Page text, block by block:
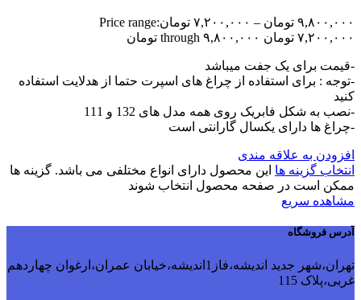
۹,۸۰۰,۰۰۰ تومان – ۷,۲۰۰,۰۰۰ تومانPrice range:
۷,۲۰۰,۰۰۰ تومان through ۹,۸۰۰,۰۰۰ تومان
-قیمت برای یک جفت میباشد
-توجه : برای استفاده از چراغ های اسپرت حتما از هدلایت استفاده
کنید
-نصب به شکل فابریک روی همه مدل های 132 و 111
-چراغ ها دارای یکسال گارانتی است
افزودن به علاقه مندی
انتخاب گزینه ها این محصول دارای انواع مختلفی می باشد. گزینه ها
ممکن است در صفحه محصول انتخاب شوند
مشاهده سریع
آدرس فروشگاه
تهران،شهر جدید اندیشه،فاز1اندیشه،خیابان عمران،ارغوان چهاردهم
غربی،پلاک 115